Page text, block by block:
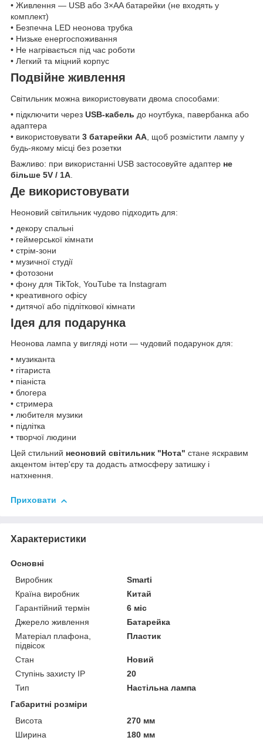
• Живлення — USB або 3×AA батарейки (не входять у
комплект)
• Безпечна LED неонова трубка
• Низьке енергоспоживання
• Не нагрівається під час роботи
• Легкий та міцний корпус
Подвійне живлення
Світильник можна використовувати двома способами:
• підключити через USB-кабель до ноутбука, павербанка або
адаптера
• використовувати 3 батарейки AA , щоб розмістити лампу у
будь-якому місці без розетки
Важливо: при використанні USB застосовуйте адаптер не
більше 5V / 1A
Де використовувати
Неоновий світильник чудово підходить для:
• декору спальні
• геймерської кімнати
• стрім-зони
• музичної студії
• фотозони
• фону для TikTok, YouTube та Instagram
• креативного офісу
• дитячої або підліткової кімнати
Ідея для подарунка
Неонова лампа у вигляді ноти — чудовий подарунок для:
• музиканта
• гітариста
• піаніста
• блогера
• стримера
• любителя музики
• підлітка
• творчої людини
Цей стильний неоновий світильник "Нота" стане яскравим
акцентом інтер'єру та додасть атмосферу затишку і
натхнення.
Приховати
Характеристики
Основні
Виробник
Smarti
Країна виробник
Китай
Гарантійний термін
6 міс
Джерело живлення
Батарейка
Матеріал плафона,
підвісок
Пластик
Стан
Новий
Ступінь захисту IP
20
Тип
Настільна лампа
Габаритні розміри
Висота
270 мм
Ширина
180 мм